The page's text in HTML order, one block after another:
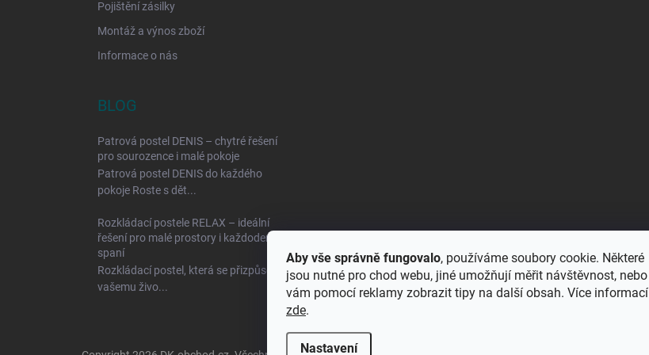
Aby vše správně fungovalo, používáme soubory cookie. Některé
jsou nutné pro chod webu, jiné umožňují měřit návštěvnost, nebo
vám pomocí reklamy zobrazit tipy na další obsah. Více informací
zde.
Nastavení
Pojištění zásilky
Montáž a výnos zboží
Informace o nás
BLOG
Patrová postel DENIS – chytré řešení
pro sourozence i malé pokoje
Patrová postel DENIS do každého
pokoje Roste s dět...
Rozkládací postele RELAX – ideální
řešení pro malé prostory i každodenní
spaní
Rozkládací postel, která se přizpůsobí
vašemu živo...